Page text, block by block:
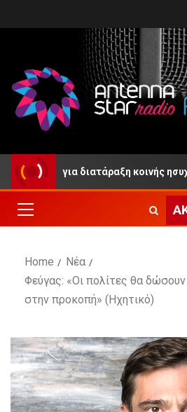
για διατάραξη κοινής ησυχίας
Home
Νέα
Φεύγας: «Οι πολίτες θα δώσουν
στην προκοπή» (Ηχητικό)